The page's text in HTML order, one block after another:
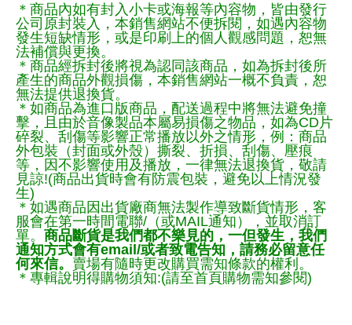
＊商品內如有封入小卡或海報等內容物，皆由發行
公司原封裝入，本銷售網站不便拆閱，如遇內容物
發生短缺情形，或是印刷上的個人觀感問題，恕無
法補償與更換。
＊商品經拆封後將視為認同該商品，如為拆封後所
產生的商品外觀損傷，本銷售網站一概不負責，恕
無法提供退換貨。
＊如商品為進口版商品，配送過程中將無法避免撞
擊，且由於音像製品本屬易損傷之物品，如為CD片
碎裂、刮傷等影響正常播放以外之情形，例：商品
外包裝（封面或外殼）撕裂、折損、刮傷、壓痕
等，因不影響使用及播放，一律無法退換貨，敬請
見諒!(商品出貨時會有防震包裝，避免以上情況發
生)
＊如遇商品因出貨廠商無法製作導致斷貨情形，客
服會在第一時間電聯/（或MAIL通知），並取消訂
單。 商品斷貨是我們都不樂見的，一但發生，我們
通知方式會有email/或者致電告知，請務必留意任
何來信。 賣場有隨時更改購買需知條款的權利。
＊專輯說明得購物須知:(請至首頁購物需知參閱)